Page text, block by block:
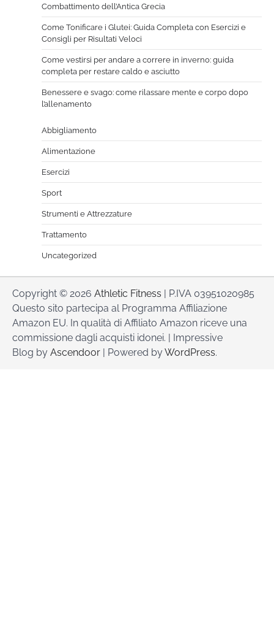
Combattimento dell’Antica Grecia
Come Tonificare i Glutei: Guida Completa con Esercizi e
Consigli per Risultati Veloci
Come vestirsi per andare a correre in inverno: guida
completa per restare caldo e asciutto
Benessere e svago: come rilassare mente e corpo dopo
l’allenamento
Abbigliamento
Alimentazione
Esercizi
Sport
Strumenti e Attrezzature
Trattamento
Uncategorized
Copyright © 2026 Athletic Fitness | P.IVA 03951020985
Questo sito partecipa al Programma Affiliazione
Amazon EU. In qualità di Affiliato Amazon riceve una
commissione dagli acquisti idonei. | Impressive
Blog by Ascendoor | Powered byWordPress.